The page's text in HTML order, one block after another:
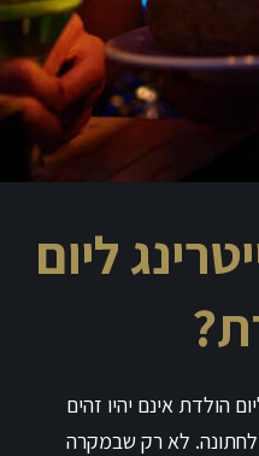
ליום
הולדת אינם יהיו זהים
לחתונה. לא רק שבמקרה